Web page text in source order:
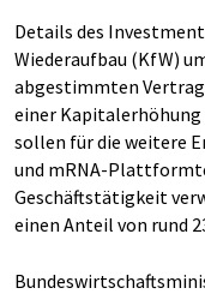
Details des
Wiederaufbau (KfW)
abgestimmten
einer
sollen für die weitere
und mRNA-
Geschäftstätigkeit
einen Anteil von rund